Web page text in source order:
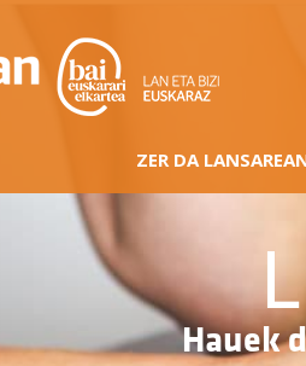
ZER DA
Hauek